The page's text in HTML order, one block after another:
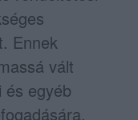
Ennek
vált
és egyéb